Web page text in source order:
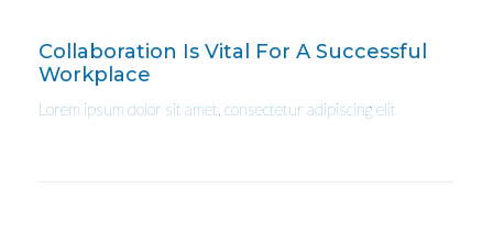
Collaboration Is Vital For A Successful
Workplace
Lorem ipsum dolor sit amet, consectetur adipiscing elit